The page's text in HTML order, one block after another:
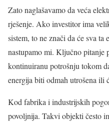
Zato naglašavamo da veća
rješenje. Ako investitor ima
sistem, to ne znači da će sva
nastupamo mi. Ključno pitanje
kontinuiranu potrošnju tokom
energija biti odmah utrošena ili
Kod fabrika i industrijskih
povoljnija. Takvi objekti često